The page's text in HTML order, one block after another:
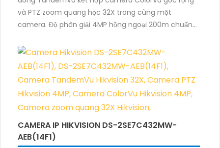
và PTZ zoom quang học 32X trong cùng một
camera. Độ phân giải 4MP hồng ngoại 200m chuẩn
giúp giám sát khu vực rộng với hình ảnh rõ nét cả
ngày và đêm.
CAMERA IP HIKVISION DS-2SE7C432MW-
AEB(14F1)